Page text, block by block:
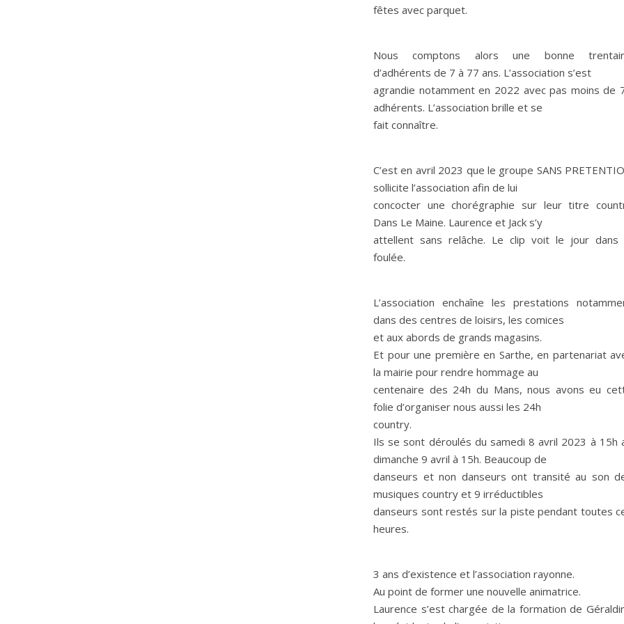
fêtes avec parquet.
Nous comptons alors une bonne
d’adhérents de 7 à 77 ans. L’association s’est
agrandie notamment en 2022 avec pas moins de
adhérents. L’association brille et se
fait connaître.
C’est en avril 2023 que le groupe SANS
sollicite l’association afin de lui
concocter une chorégraphie sur leur titre
Dans Le Maine. Laurence et Jack s’y
attellent sans relâche. Le clip voit le jour dans
foulée.
L’association enchaîne les prestations
dans des centres de loisirs, les comices
et aux abords de grands magasins.
Et pour une première en Sarthe, en partenariat
la mairie pour rendre hommage au
centenaire des 24h du Mans, nous avons eu
folie d’organiser nous aussi les 24h
country.
Ils se sont déroulés du samedi 8 avril 2023 à 15h
dimanche 9 avril à 15h. Beaucoup de
danseurs et non danseurs ont transité au son
musiques country et 9 irréductibles
danseurs sont restés sur la piste pendant toutes
heures.
3 ans d’existence et l’association rayonne.
Au point de former une nouvelle animatrice.
Laurence s’est chargée de la formation de